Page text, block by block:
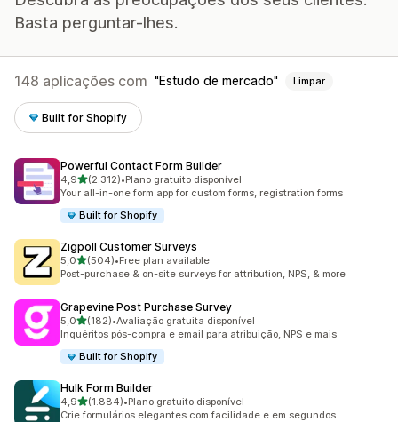
Basta perguntar-lhes.
148 aplicações com Estudo de mercado Limpar
Built for Shopify
Powerful Contact Form Builder
4,9de 5 estrelas
(2.312)
2312 total de avaliações
•Plano gratuito disponível
Your all-in-one form app for custom forms, registration forms
Built for Shopify
Zigpoll Customer Surveys
5,0de 5 estrelas
(504)
504 total de avaliações
•Free plan available
Post-purchase & on-site surveys for attribution, NPS, & more
Grapevine Post Purchase Survey
5,0de 5 estrelas
(182)
182 total de avaliações
•Avaliação gratuita disponível
Inquéritos pós-compra e email para atribuição, NPS e mais
Built for Shopify
Hulk Form Builder
4,9de 5 estrelas
(1.884)
1884 total de avaliações
•Plano gratuito disponível
Crie formulários elegantes com facilidade e em segundos.